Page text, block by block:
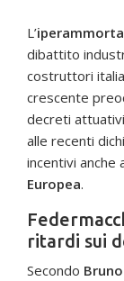
L’
dibattito
costruttori
crescente
decreti
alle recenti
incentivi anche
Europea.
ritardi sui
Secondo